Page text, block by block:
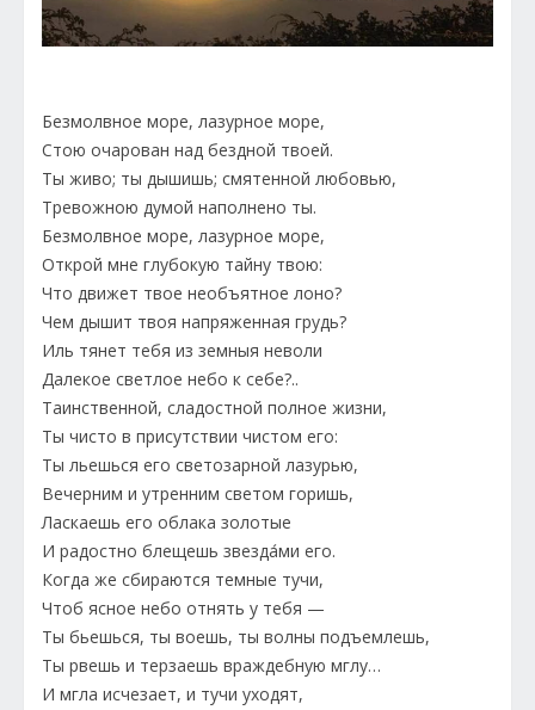
Безмолвное море, лазурное море,
Стою очарован над бездной твоей.
Ты живо; ты дышишь; смятенной любовью,
Тревожною думой наполнено ты.
Безмолвное море, лазурное море,
Открой мне глубокую тайну твою:
Что движет твое необъятное лоно?
Чем дышит твоя напряженная грудь?
Иль тянет тебя из земныя неволи
Далекое светлое небо к себе?..
Таинственной, сладостной полное жизни,
Ты чисто в присутствии чистом его:
Ты льешься его светозарной лазурью,
Вечерним и утренним светом горишь,
Ласкаешь его облака золотые
И радостно блещешь звезда́ми его.
Когда же сбираются темные тучи,
Чтоб ясное небо отнять у тебя —
Ты бьешься, ты воешь, ты волны подъемлешь,
Ты рвешь и терзаешь враждебную мглу…
И мгла исчезает, и тучи уходят,